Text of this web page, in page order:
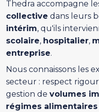
Thedra accompagne
collective dans leurs
intérim, qu'ils
scolaire, hospitalier,
entreprise.
Nous connaissons les
secteur : respect
gestion de volumes
régimes alimentaires